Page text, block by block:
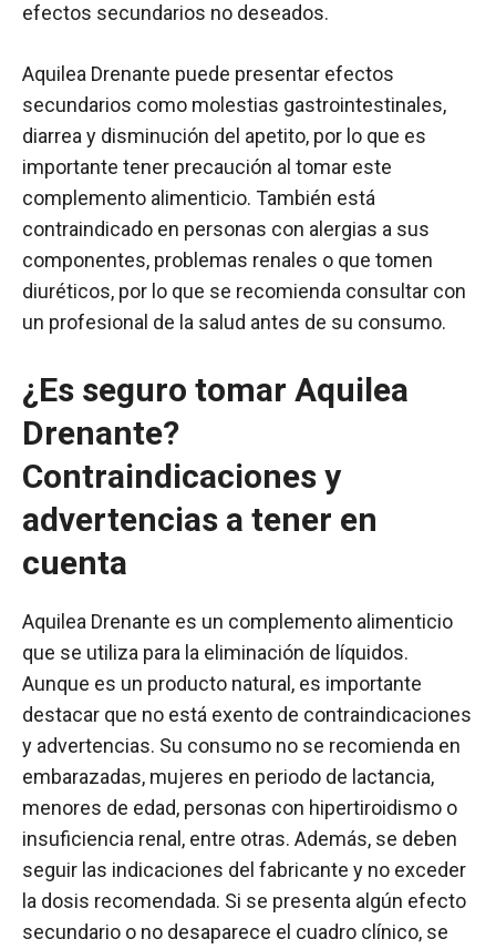
efectos secundarios no deseados.
Aquilea Drenante puede presentar efectos
secundarios como molestias gastrointestinales,
diarrea y disminución del apetito, por lo que es
importante tener precaución al tomar este
complemento alimenticio. También está
contraindicado en personas con alergias a sus
componentes, problemas renales o que tomen
diuréticos, por lo que se recomienda consultar con
un profesional de la salud antes de su consumo.
¿Es seguro tomar Aquilea
Drenante?
Contraindicaciones y
advertencias a tener en
cuenta
Aquilea Drenante es un complemento alimenticio
que se utiliza para la eliminación de líquidos.
Aunque es un producto natural, es importante
destacar que no está exento de contraindicaciones
y advertencias. Su consumo no se recomienda en
embarazadas, mujeres en periodo de lactancia,
menores de edad, personas con hipertiroidismo o
insuficiencia renal, entre otras. Además, se deben
seguir las indicaciones del fabricante y no exceder
la dosis recomendada. Si se presenta algún efecto
secundario o no desaparece el cuadro clínico, se